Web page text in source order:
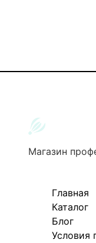
Магазин
Главная
Каталог
Блог
Условия